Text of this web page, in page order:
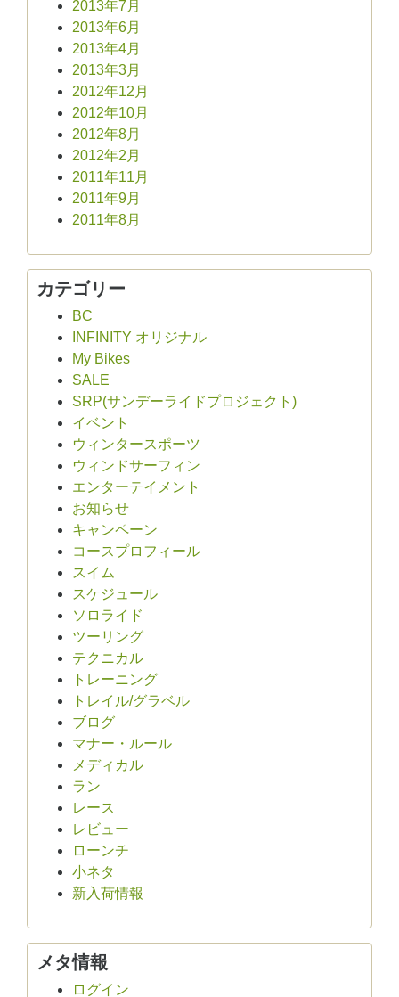
2013年7月
2013年6月
2013年4月
2013年3月
2012年12月
2012年10月
2012年8月
2012年2月
2011年11月
2011年9月
2011年8月
カテゴリー
BC
INFINITY オリジナル
My Bikes
SALE
SRP(サンデーライドプロジェクト)
イベント
ウィンタースポーツ
ウィンドサーフィン
エンターテイメント
お知らせ
キャンペーン
コースプロフィール
スイム
スケジュール
ソロライド
ツーリング
テクニカル
トレーニング
トレイル/グラベル
ブログ
マナー・ルール
メディカル
ラン
レース
レビュー
ローンチ
小ネタ
新入荷情報
メタ情報
ログイン